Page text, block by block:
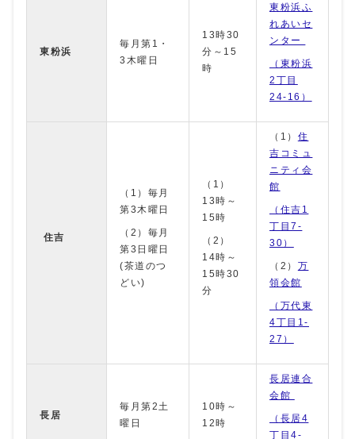
東粉浜
毎月第1・
3木曜日
13時30
分～15
時
東粉浜ふ
れあいセ
ンター
（東粉浜
2丁目
24-16）
住吉
（1）毎月
第3木曜日
（2）毎月
第3日曜日
(茶道のつ
どい)
（1）
13時～
15時
（2）
14時～
15時30
分
（1） 住
吉コミュ
ニティ会
館
（住吉1
丁目7-
30）
（2） 万
領会館
（万代東
4丁目1-
27）
長居
毎月第2土
曜日
10時～
12時
長居連合
会館
（長居4
丁目4-